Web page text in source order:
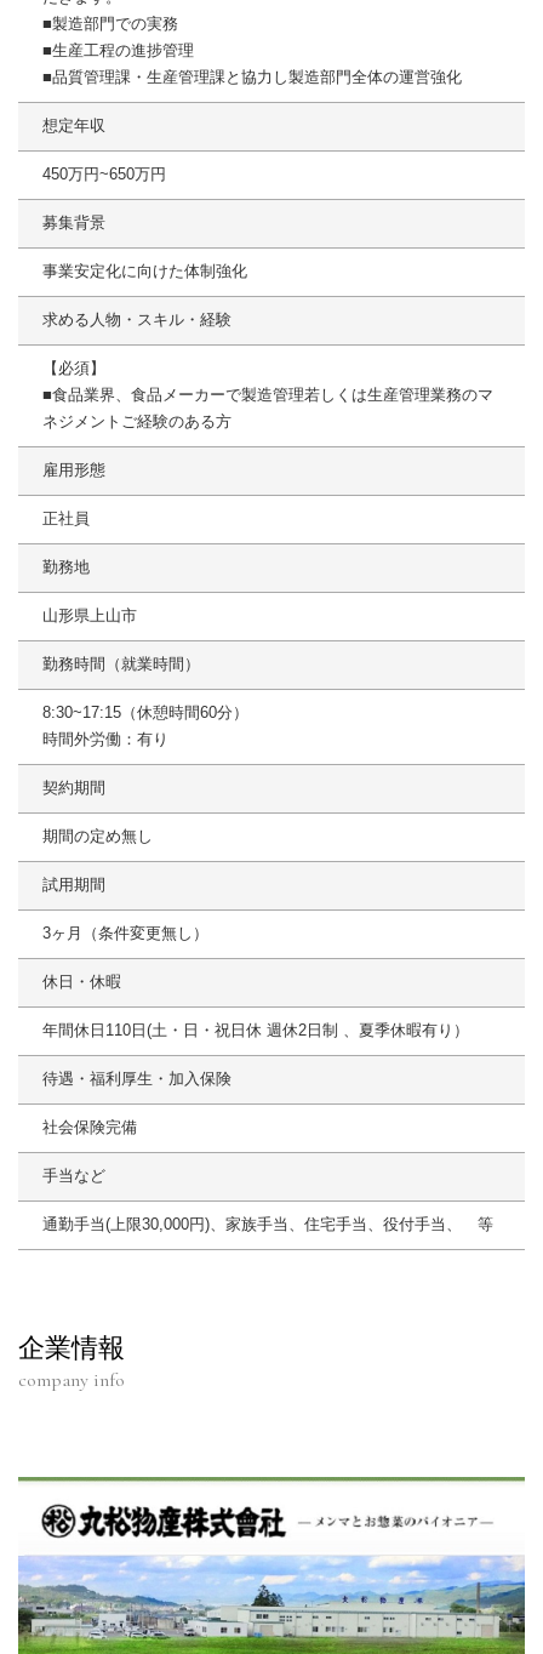
■製造部門での実務
■生産工程の進捗管理
■品質管理課・生産管理課と協力し製造部門全体の運営強化
想定年収
450万円~650万円
募集背景
事業安定化に向けた体制強化
求める人物・スキル・経験
【必須】
■食品業界、食品メーカーで製造管理若しくは生産管理業務のマ
ネジメントご経験のある方
雇用形態
正社員
勤務地
山形県上山市
勤務時間（就業時間）
8:30~17:15（休憩時間60分）
時間外労働：有り
契約期間
期間の定め無し
試用期間
3ヶ月（条件変更無し）
休日・休暇
年間休日110日(土・日・祝日休 週休2日制 、夏季休暇有り）
待遇・福利厚生・加入保険
社会保険完備
手当など
通勤手当(上限30,000円)、家族手当、住宅手当、役付手当、 等
企業情報
company info